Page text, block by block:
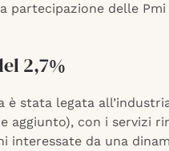
partecipazione delle
2,7%
è stata legata
aggiunto), con i servizi
interessate da una